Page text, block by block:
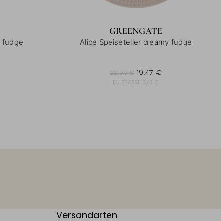
fudge
GREENGATE
Alice Speiseteller creamy fudge
22,90 € 19,47 €
DU SPARST: 3,43 €
Versandarten